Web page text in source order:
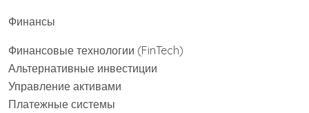
Финансы
Финансовые технологии (FinTech)
Альтернативные инвестиции
Управление активами
Платежные системы